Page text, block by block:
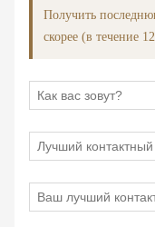
Получить
скорее (в течение